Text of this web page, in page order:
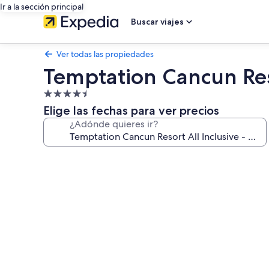
Ir a la sección principal
Buscar viajes
Ver todas las propiedades
Temptation Cancun
Propiedad
de
4.5
estrellas
Elige las fechas para ver precios
¿Adónde quieres ir?